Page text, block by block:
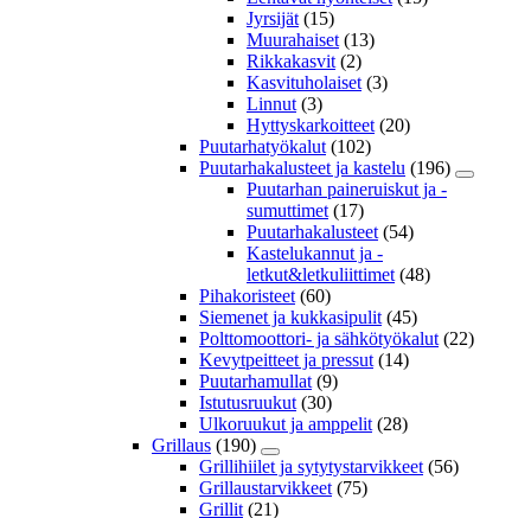
Jyrsijät (15)
Muurahaiset (13)
Rikkakasvit (2)
Kasvituholaiset (3)
Linnut (3)
Hyttyskarkoitteet (20)
Puutarhatyökalut (102)
Puutarhakalusteet ja kastelu (196)
Puutarhan paineruiskut ja -
sumuttimet (17)
Puutarhakalusteet (54)
Kastelukannut ja -
letkut&letkuliittimet (48)
Pihakoristeet (60)
Siemenet ja kukkasipulit (45)
Polttomoottori- ja sähkötyökalut (22)
Kevytpeitteet ja pressut (14)
Puutarhamullat (9)
Istutusruukut (30)
Ulkoruukut ja amppelit (28)
Grillaus (190)
Grillihiilet ja sytytystarvikkeet (56)
Grillaustarvikkeet (75)
Grillit (21)